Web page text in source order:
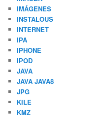
IMÁGENES
INSTALOUS
INTERNET
IPA
IPHONE
IPOD
JAVA
JAVA JAVA8
JPG
KILE
KMZ